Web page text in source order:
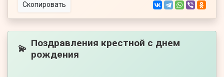
Скопировать
💫 Поздравления крестной с днем
рождения